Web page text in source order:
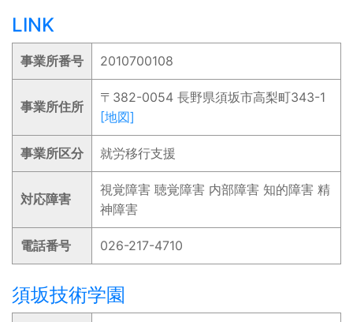
LINK
事業所番号 2010700108
事業所住所
〒382-0054 長野県須坂市高梨町343-1
[地図]
事業所区分 就労移行支援
対応障害
視覚障害 聴覚障害 内部障害 知的障害 精
神障害
電話番号 026-217-4710
須坂技術学園